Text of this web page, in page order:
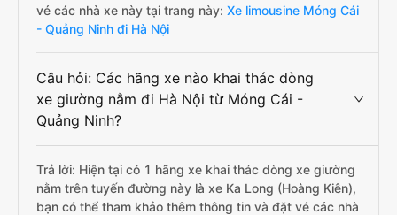
vé các nhà xe này tại trang này: Xe limousine Móng Cái
- Quảng Ninh đi Hà Nội
Câu hỏi: Các hãng xe nào khai thác dòng
xe giường nằm đi Hà Nội từ Móng Cái -
Quảng Ninh?
Trả lời: Hiện tại có 1 hãng xe khai thác dòng xe giường
nằm trên tuyến đường này là xe Ka Long (Hoàng Kiên),
bạn có thể tham khảo thêm thông tin và đặt vé các nhà